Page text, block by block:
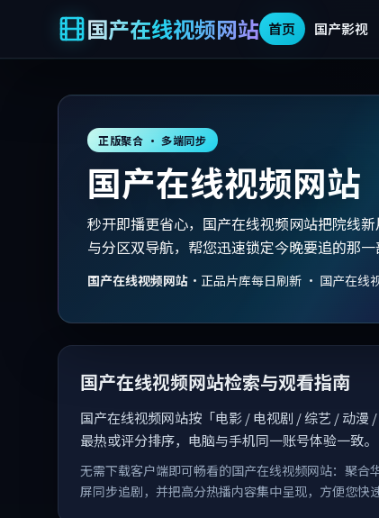
国产在线视频网站 首页 国产影视
正版聚合 · 多端同步
国产在线视频网站
秒开即播更省心，国产在线视频网站把院线
与分区双导航，帮您迅速锁定今晚要追的那一
国产在线视频网站 · 正品片库每日刷新 · 国产在线
国产在线视频网站检索与观看指南
国产在线视频网站按「电影 / 电视剧 / 综艺 / 动漫
最热或评分排序，电脑与手机同一账号体验一致。
无需下载客户端即可畅看的国产在线视频网站：聚
屏同步追剧，并把高分热播内容集中呈现，方便您快